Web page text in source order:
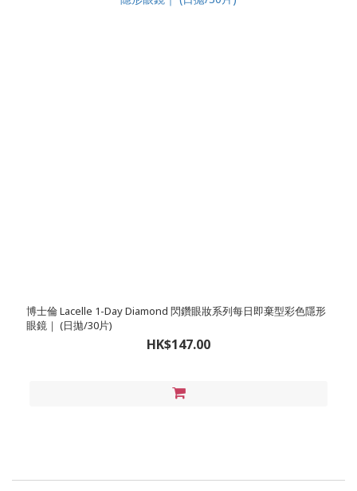
博士倫 Lacelle 1-Day Diamond 閃鑽眼妝系列每日即棄型彩色隱形
眼鏡｜ (日拋/30片)
HK$147.00